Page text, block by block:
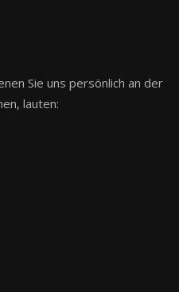
Sie uns persönlich an der
lauten: